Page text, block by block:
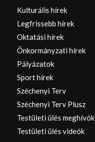
Kulturális hírek
Legfrissebb hírek
Oktatási hírek
Önkormányzati hírek
Pályázatok
Sport hírek
Széchenyi Terv
Széchenyi Terv Plusz
Testületi ülés meghívók
Testületi ülés videók